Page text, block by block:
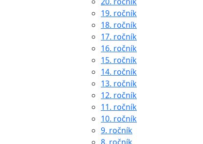
19. ročník
18. ročník
17. ročník
16. ročník
15. ročník
14. ročník
13. ročník
12. ročník
11. ročník
10. ročník
9. ročník